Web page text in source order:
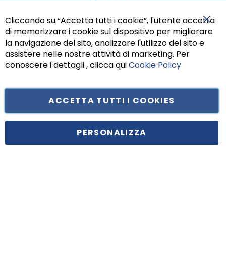
Principe di Piemonte 199, cap. 80026 Casoria (NA) - C.F. 05834470634 -
Cliccando su “Accetta tutti i cookie”, l'utente accetta
di memorizzare i cookie sul dispositivo per migliorare
la navigazione del sito, analizzare l'utilizzo del sito e
assistere nelle nostre attività di marketing. Per
conoscere i dettagli , clicca quiCookie Policy
ACCETTA TUTTI I COOKIES
PERSONALIZZA